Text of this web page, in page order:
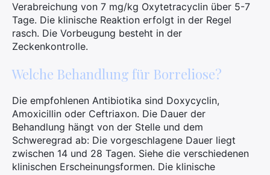
Verabreichung von 7 mg/kg Oxytetracyclin über 5-7
Tage. Die klinische Reaktion erfolgt in der Regel
rasch. Die Vorbeugung besteht in der
Zeckenkontrolle.
Welche Behandlung für Borreliose?
Die empfohlenen Antibiotika sind Doxycyclin,
Amoxicillin oder Ceftriaxon. Die Dauer der
Behandlung hängt von der Stelle und dem
Schweregrad ab: Die vorgeschlagene Dauer liegt
zwischen 14 und 28 Tagen. Siehe die verschiedenen
klinischen Erscheinungsformen. Die klinische